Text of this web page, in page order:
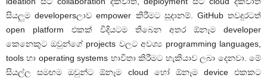
සියලුම developersලාව empower කිරීමට සූදානම්. GitHub තවදුරටත්
open platform එකක් විදියටම තිබෙන අතර ඕනෑම developer
කෙනෙකුට ඔවුන්ගේ projects වලට අවශ්‍ය programming languages,
tools හා operating systems භාවිතා කිරීමට හැකියාව ලබා දෙනවා. මේ
සියල්ල සමඟම ඔවුන්ට ඕනෑම cloud හෝ ඕනෑම device එකකට